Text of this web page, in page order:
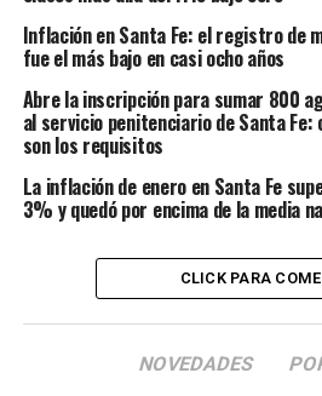
Inflación en Santa Fe: el registro de
fue el más bajo en casi ocho años
Abre la inscripción para sumar 800
al servicio penitenciario de Santa Fe:
son los requisitos
La inflación de enero en Santa Fe
3% y quedó por encima de la media
CLICK PARA
NOVEDADES